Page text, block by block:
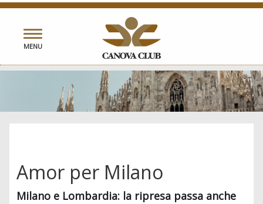
Toggle
navigation
MENU
Amor per Milano
Milano e Lombardia: la ripresa passa anche